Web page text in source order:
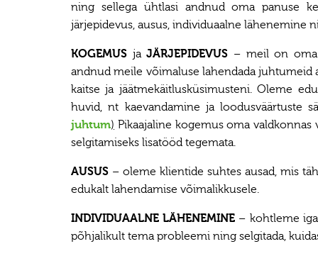
ning sellega ühtlasi andnud oma panuse
järjepidevus, ausus, individuaalne lähenemine
KOGEMUS jaJÄRJEPIDEVUS – meil on oma
andnud meile võimaluse lahendada juhtumeid
kaitse ja jäätmekäitlusküsimusteni. Oleme
huvid, nt kaevandamine ja loodusväärtuste
juhtum) Pikaajaline kogemus oma
selgitamiseks lisatööd tegemata.
AUSUS – oleme klientide suhtes ausad, mis
edukalt lahendamise võimalikkusele.
INDIVIDUAALNE LÄHENEMINE – kohtleme
põhjalikult tema probleemi ning selgitada,